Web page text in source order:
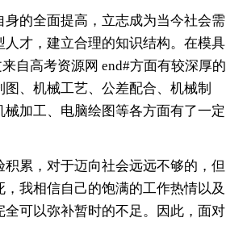
身的全面提高，立志成为当今社会需
人才，建立合理的知识结构。在模具
自高考资源网 end#方面有较深厚的
、机械工艺、公差配合、机械制
械加工、电脑绘图等各方面有了一定
积累，对于迈向社会远远不够的，但
，我相信自己的饱满的工作热情以及
全可以弥补暂时的不足。因此，面对